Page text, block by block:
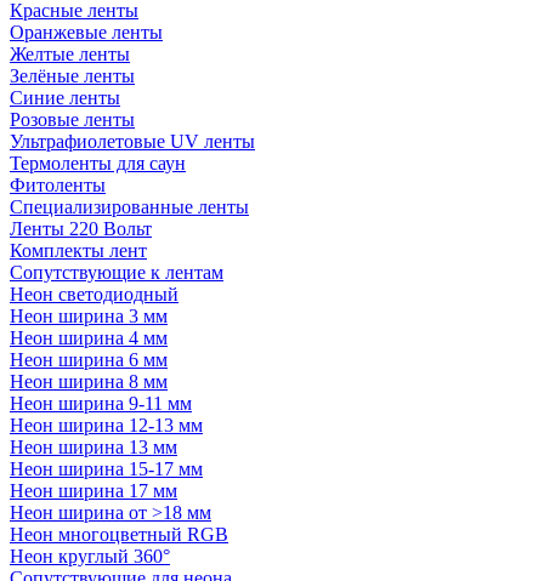
Красные ленты
Оранжевые ленты
Желтые ленты
Зелёные ленты
Синие ленты
Розовые ленты
Ультрафиолетовые UV ленты
Термоленты для саун
Фитоленты
Специализированные ленты
Ленты 220 Вольт
Комплекты лент
Сопутствующие к лентам
Неон светодиодный
Неон ширина 3 мм
Неон ширина 4 мм
Неон ширина 6 мм
Неон ширина 8 мм
Неон ширина 9-11 мм
Неон ширина 12-13 мм
Неон ширина 13 мм
Неон ширина 15-17 мм
Неон ширина 17 мм
Неон ширина от >18 мм
Неон многоцветный RGB
Неон круглый 360°